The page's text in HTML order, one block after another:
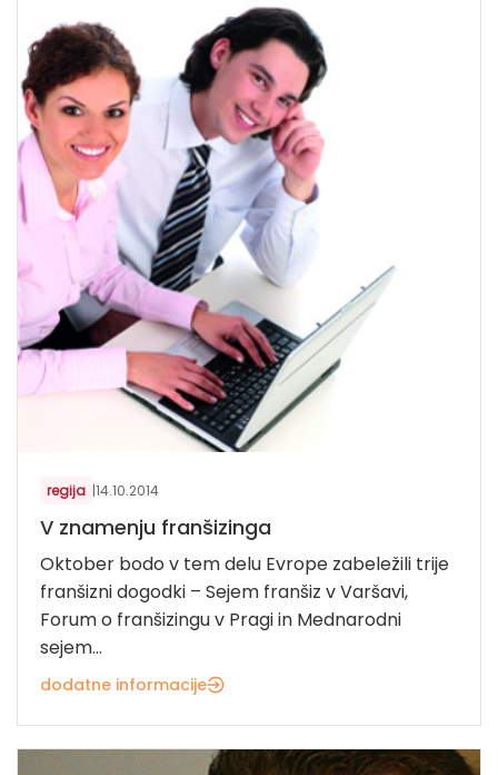
regija |14.10.2014
V znamenju franšizinga
Oktober bodo v tem delu Evrope zabeležili trije
franšizni dogodki – Sejem franšiz v Varšavi,
Forum o franšizingu v Pragi in Mednarodni
sejem...
dodatne informacije